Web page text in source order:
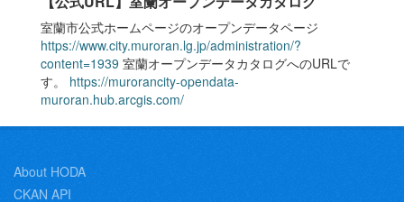
室蘭市公式ホームページのオープンデータページ
https://www.city.muroran.lg.jp/administration/?
content=1939 室蘭オープンデータカタログへのURLで
す。 https://murorancity-opendata-
muroran.hub.arcgis.com/
About HODA
CKAN API